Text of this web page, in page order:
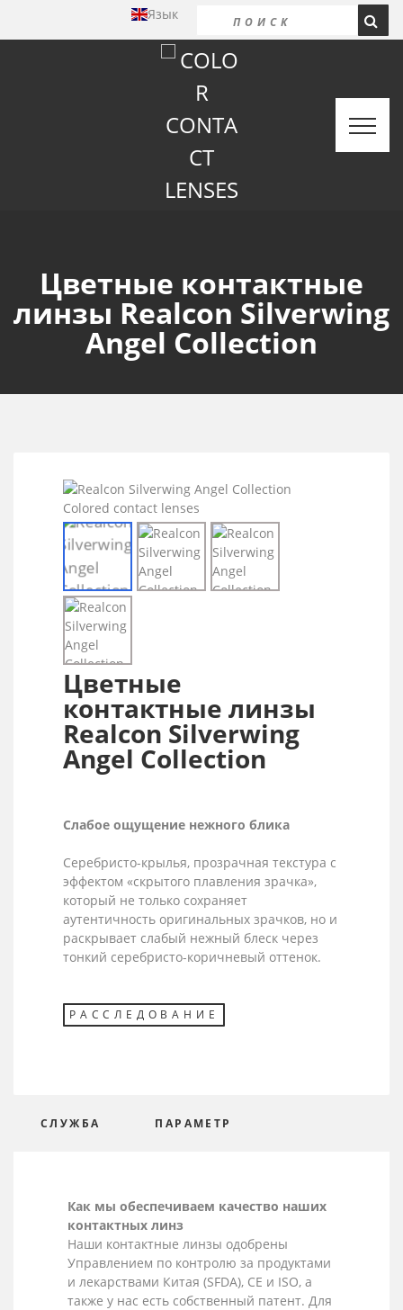
Язык
Цветные контактные
линзы Realcon Silverwing
Angel Collection
Цветные
контактные линзы
Realcon Silverwing
Angel Collection
Слабое ощущение нежного блика
Серебристо-крылья, прозрачная текстура с
эффектом «скрытого плавления зрачка»,
который не только сохраняет
аутентичность оригинальных зрачков, но и
раскрывает слабый нежный блеск через
тонкий серебристо-коричневый оттенок.
РАССЛЕДОВАНИЕ
СЛУЖБА ПАРАМЕТР
Как мы обеспечиваем качество наших
контактных линз
Наши контактные линзы одобрены
Управлением по контролю за продуктами
и лекарствами Китая (SFDA), CE и ISO, а
также у нас есть собственный патент. Для